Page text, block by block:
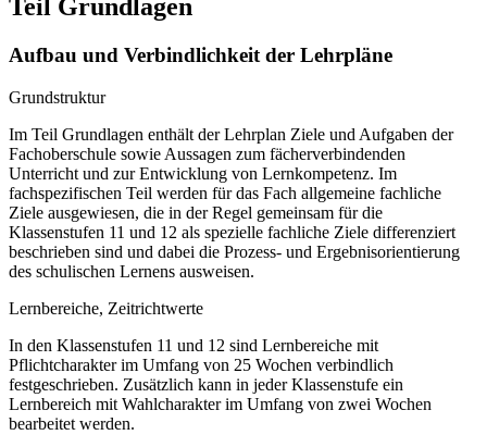
Teil Grundlagen
Aufbau und Verbindlichkeit der Lehrpläne
Grundstruktur
Im Teil Grundlagen enthält der Lehrplan Ziele und Aufgaben der
Fachoberschule sowie Aussagen zum fächerverbindenden
Unterricht und zur Entwicklung von Lernkompetenz. Im
fachspezifischen Teil werden für das Fach allgemeine fachliche
Ziele ausgewiesen, die in der Regel gemeinsam für die
Klassenstufen 11 und 12 als spezielle fachliche Ziele differenziert
beschrieben sind und dabei die Prozess- und Ergebnisorientierung
des schulischen Lernens ausweisen.
Lernbereiche, Zeitrichtwerte
In den Klassenstufen 11 und 12 sind Lernbereiche mit
Pflichtcharakter im Umfang von 25 Wochen verbindlich
festgeschrieben. Zusätzlich kann in jeder Klassenstufe ein
Lernbereich mit Wahlcharakter im Umfang von zwei Wochen
bearbeitet werden.